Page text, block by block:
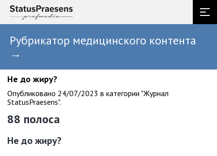
Рубрикатор медицинского контента
→
Не до жиру?
Опубликовано 24/07/2023 в категории "Журнал
StatusPraesens".
88 полоса
Не до жиру?